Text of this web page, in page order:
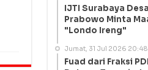
IJTI Surabaya
Prabowo Minta
"Londo Ireng"
Jumat, 31 Jul 2026 20:48
Fuad dari Fraksi